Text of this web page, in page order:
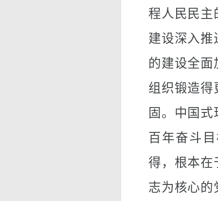
程人民民主
建设深入
的建设全
组织锻造得
固。中国
百年奋斗
得，根本在
志为核心的